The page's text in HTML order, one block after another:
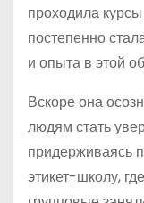
проходила
постепенно
и опыта в этой
Вскоре она
людям стать
придерживаясь
этикет-школу,